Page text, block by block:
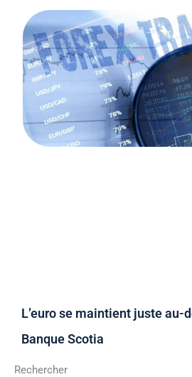
L’euro se maintient juste au-
Banque Scotia
Rechercher